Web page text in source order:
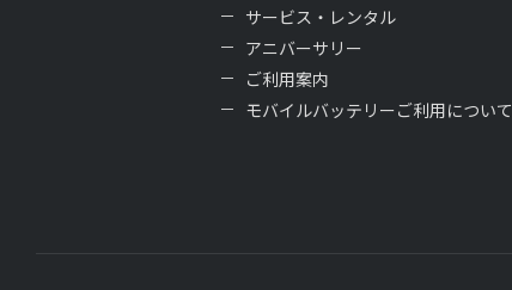
サービス・レンタル
アニバーサリー
ご利用案内
モバイルバッテリーご利用について